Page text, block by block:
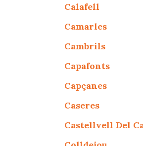
Calafell
Camarles
Cambrils
Capafonts
Capçanes
Caseres
Castellvell Del